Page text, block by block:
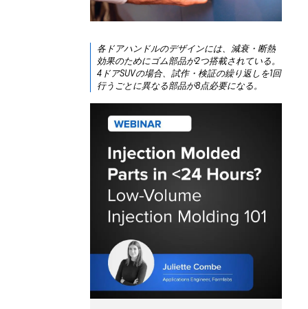
各ドアハンドルのデザインには、減衰・断熱
効果のためにゴム部品が2つ搭載されている。
4ドアSUVの場合、試作・検証の繰り返しを1回
行うごとに異なる部品が8点必要になる。